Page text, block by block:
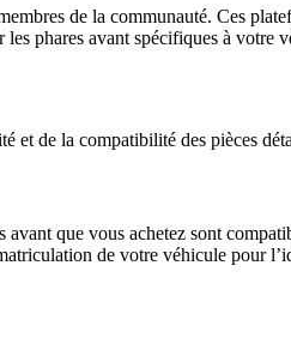
de la communauté. Ces
phares avant spécifiques à votre
et de la compatibilité des pièces
que vous achetez sont
de votre véhicule pour